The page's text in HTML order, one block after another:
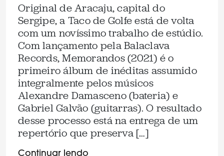
Original de Aracaju, capital do
Sergipe, a Taco de Golfe está de volta
com um novíssimo trabalho de estúdio.
Com lançamento pela Balaclava
Records, Memorandos (2021) é o
primeiro álbum de inéditas assumido
integralmente pelos músicos
Alexandre Damasceno (bateria) e
Gabriel Galvão (guitarras). O resultado
desse processo está na entrega de um
repertório que preserva […]
Continuar lendo